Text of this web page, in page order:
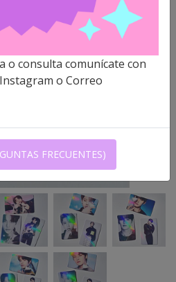
o consulta comunícate con
o Correo
FRECUENTES)